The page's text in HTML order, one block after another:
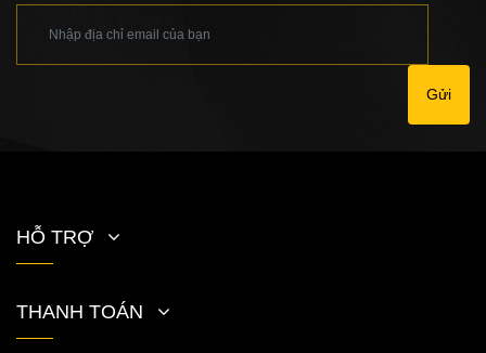
Gửi
HỖ TRỢ
THANH TOÁN